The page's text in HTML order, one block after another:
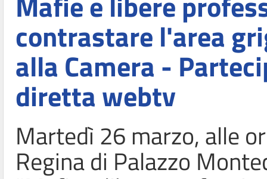
contrastare l'area
alla Camera -
diretta webtv
Martedì 26 marzo, alle
Regina di Palazzo